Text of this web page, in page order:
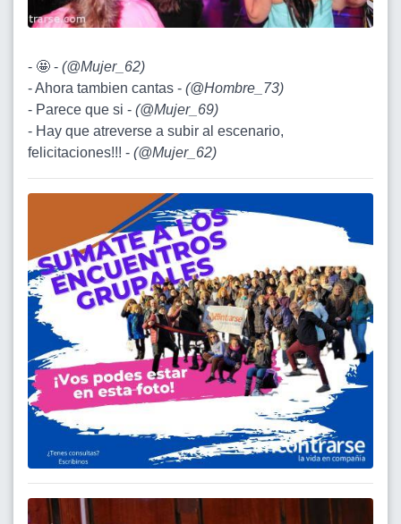
- 🤩 - (@Mujer_62)
- Ahora tambien cantas - (@Hombre_73)
- Parece que si - (@Mujer_69)
- Hay que atreverse a subir al escenario,
felicitaciones!!! - (@Mujer_62)